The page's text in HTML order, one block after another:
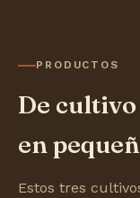
PRODUCTOS
De
en
Estos tres